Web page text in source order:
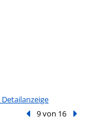
der Sie
Vorheriger Treffer
9 von 16